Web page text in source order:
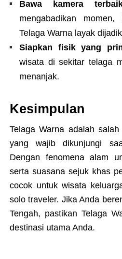
Bawa kamera
mengabadikan
Telaga Warna layak
Siapkan fisik yang
wisata di sekitar telaga
menanjak.
Kesimpulan
Telaga Warna adalah
yang wajib dikunjungi
Dengan fenomena alam
serta suasana sejuk khas
cocok untuk wisata
solo traveler. Jika Anda
Tengah, pastikan Telaga
destinasi utama Anda.